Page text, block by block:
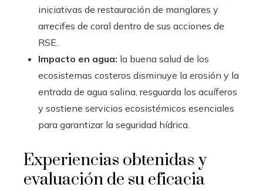
iniciativas de restauración de manglares y
arrecifes de coral dentro de sus acciones de
RSE.
Impacto en agua: la buena salud de los
ecosistemas costeros disminuye la erosión y la
entrada de agua salina, resguarda los acuíferos
y sostiene servicios ecosistémicos esenciales
para garantizar la seguridad hídrica.
Experiencias obtenidas y
evaluación de su eficacia